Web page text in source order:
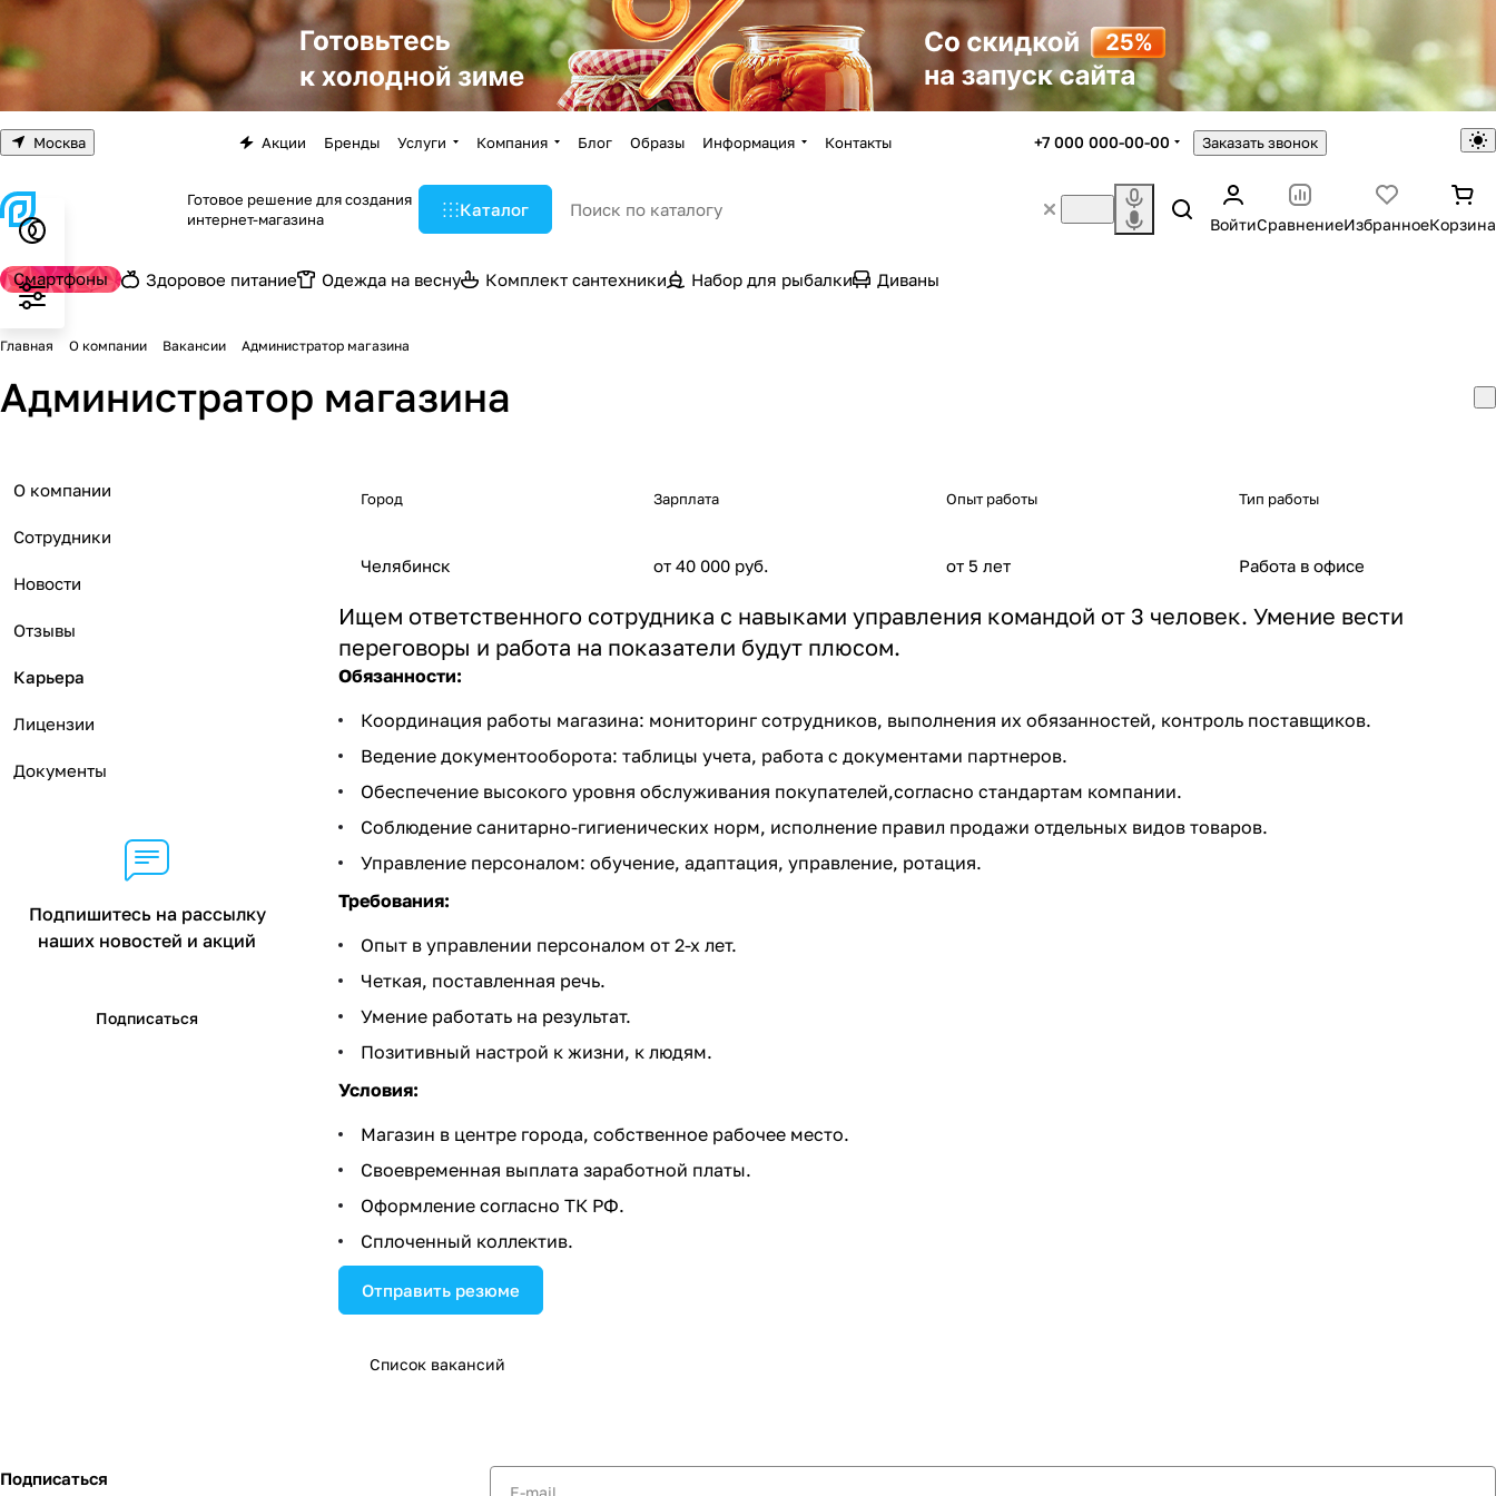
Москва Акции Бренды Услуги Компания Блог Образы Информация Контакты +7 000 000-00-00 Заказать звонок
Готовое решение для создания
интернет-магазина
Каталог
ВойтиСравнениеИзбранноеКорзина
Смартфоны Здоровое питание Одежда на весну Комплект сантехники Набор для рыбалки Диваны
Главная О компании Вакансии Администратор магазина
Администратор магазина
Город
Челябинск
Зарплата
от 40 000 руб.
Опыт работы
от 5 лет
Тип работы
Работа в офисе
Ищем ответственного сотрудника с навыками управления командой от 3 человек. Умение вести
переговоры и работа на показатели будут плюсом.
Обязанности:
Координация работы магазина: мониторинг сотрудников, выполнения их обязанностей, контроль поставщиков.
Ведение документооборота: таблицы учета, работа с документами партнеров.
Обеспечение высокого уровня обслуживания покупателей,согласно стандартам компании.
Соблюдение санитарно-гигиенических норм, исполнение правил продажи отдельных видов товаров.
Управление персоналом: обучение, адаптация, управление, ротация.
Требования:
Опыт в управлении персоналом от 2-х лет.
Четкая, поставленная речь.
Умение работать на результат.
Позитивный настрой к жизни, к людям.
Условия:
Магазин в центре города, собственное рабочее место.
Своевременная выплата заработной платы.
Оформление согласно ТК РФ.
Сплоченный коллектив.
Отправить резюме
Список вакансий
О компании
Сотрудники
Новости
Отзывы
Карьера
Лицензии
Документы
Подпишитесь на рассылку
наших новостей и акций
Подписаться
Подписаться